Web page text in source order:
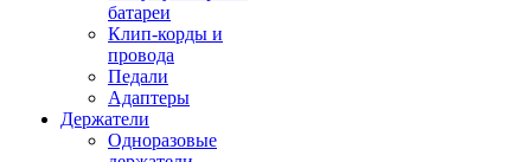
батареи
Клип-корды и
провода
Педали
Адаптеры
Держатели
Одноразовые